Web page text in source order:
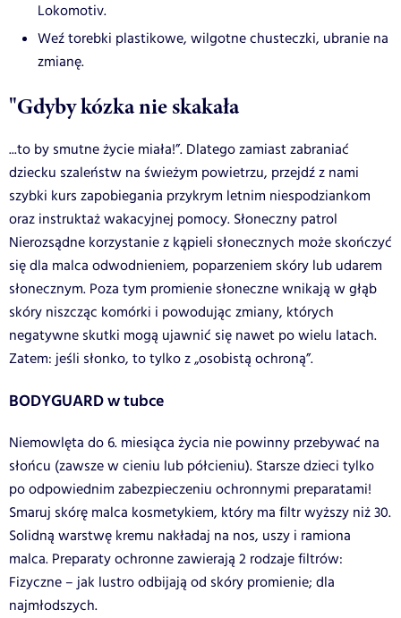
Lokomotiv.
Weź torebki plastikowe, wilgotne chusteczki, ubranie na
zmianę.
"Gdyby kózka nie skakała
...to by smutne życie miała!”. Dlatego zamiast zabraniać
dziecku szaleństw na świeżym powietrzu, przejdź z nami
szybki kurs zapobiegania przykrym letnim niespodziankom
oraz instruktaż wakacyjnej pomocy. Słoneczny patrol
Nierozsądne korzystanie z kąpieli słonecznych może skończyć
się dla malca odwodnieniem, poparzeniem skóry lub udarem
słonecznym. Poza tym promienie słoneczne wnikają w głąb
skóry niszcząc komórki i powodując zmiany, których
negatywne skutki mogą ujawnić się nawet po wielu latach.
Zatem: jeśli słonko, to tylko z „osobistą ochroną”.
BODYGUARD w tubce
Niemowlęta do 6. miesiąca życia nie powinny przebywać na
słońcu (zawsze w cieniu lub półcieniu). Starsze dzieci tylko
po odpowiednim zabezpieczeniu ochronnymi preparatami!
Smaruj skórę malca kosmetykiem, który ma filtr wyższy niż 30.
Solidną warstwę kremu nakładaj na nos, uszy i ramiona
malca. Preparaty ochronne zawierają 2 rodzaje filtrów:
Fizyczne – jak lustro odbijają od skóry promienie; dla
najmłodszych.